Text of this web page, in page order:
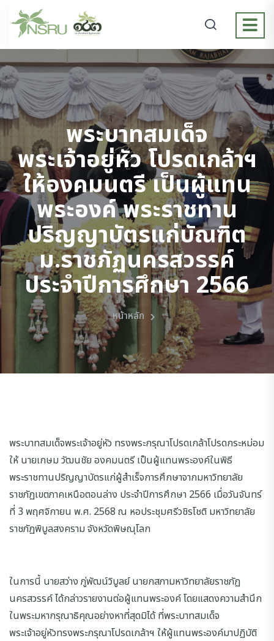
พระบาทสมเด็จ
พระเจ้าอยู่หัว โปรดเกล้าฯ
ให้องคมนตรี เป็นผู้แทน
พระองค์ พระราชทาน
ปริญญาบัตรแก่บัณฑิต
ม.ราชภัฏนครสวรรค์
ประจำปีการศึกษา 2566
หน้าหลัก
พระบาทสมเด็จพระเจ้าอยู่หัว ทรงพระกรุณาโปรดเกล้าโปรดกระหม่อม
ให้ นายเกษม วัฒนชัย องคมนตรี เป็นผู้แทนพระองค์ในพิธี
พระราชทานปริญญาบัตรแก่ผู้สำเร็จการศึกษาจากมหาวิทยาลัย
ราชภัฏเขตภาคเหนือตอนล่าง ประจำปีการศึกษา 2566 เมื่อวันจันทร์
ที่ 3 พฤศจิกายน พ.ศ. 2568 ณ หอประชุมศรีวชิรโชติ มหาวิทยาลัย
ราชภัฏพิบูลสงคราม จังหวัดพิษณุโลก
ในการนี้ นายสว่าง ภู่พัฒน์วิบูลย์ นายกสภามหาวิทยาลัยราชภัฏ
นครสวรรค์ ได้กล่าวรายงานต่อผู้แทนพระองค์ โดยแสดงความสำนึก
ในพระมหากรุณาธิคุณอย่างหาที่สุดมิได้ ที่พระบาทสมเด็จ
พระเจ้าอยู่หัวทรงพระกรุณาโปรดเกล้าฯ ให้ผู้แทนพระองค์มาปฏิบัติ